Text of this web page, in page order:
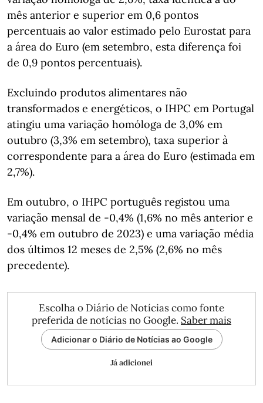
mês anterior e superior em 0,6 pontos
percentuais ao valor estimado pelo Eurostat para
a área do Euro (em setembro, esta diferença foi
de 0,9 pontos percentuais).
Excluindo produtos alimentares não
transformados e energéticos, o IHPC em Portugal
atingiu uma variação homóloga de 3,0% em
outubro (3,3% em setembro), taxa superior à
correspondente para a área do Euro (estimada em
2,7%).
Em outubro, o IHPC português registou uma
variação mensal de -0,4% (1,6% no mês anterior e
-0,4% em outubro de 2023) e uma variação média
dos últimos 12 meses de 2,5% (2,6% no mês
precedente).
Escolha o Diário de Notícias como fonte
preferida de notícias no Google. Saber mais
Adicionar o Diário de Notícias ao Google
Já adicionei